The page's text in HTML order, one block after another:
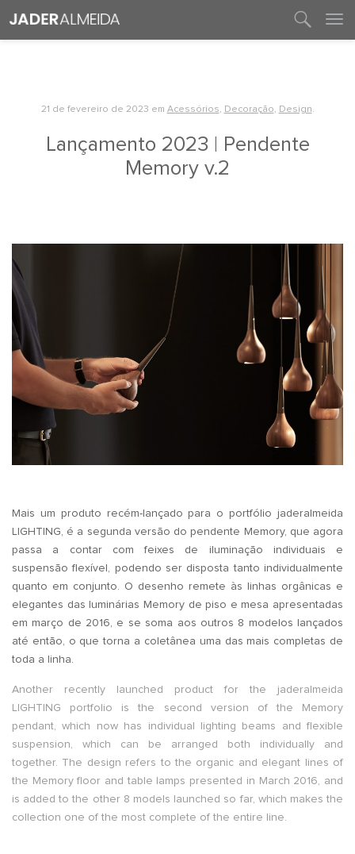
21 de fevereiro de 2023 em Acessórios, Decoração, Design.
Lançamento 2023 | Pendente
Memory v.2
Mais um produto recém-lançado para o portfólio jaderalmeida
LIGHTING, é a segunda versão do pendente Memory, que agora
passa a contar com feixes de iluminação individuais e
suspensão flexível, podendo ser disposta tanto individualmente
quanto em conjunto. O desenho remete às linhas orgânicas e
elegantes das luminárias Memory de piso e mesa apresentadas
em março de 2016, e se soma aos outros 8 modelos lançados
até então, o que torna a coletânea uma das mais completas de
toda a linha.
Another recently launched product for the jaderalmeida
LIGHTING portfolio is the second version of the Memory
pendant, which now has individual lighting beams and flexible
suspension, which can be arranged both individually and
together. The design refers to the organic and elegant lines of
the Memory floor and table lamps presented in March 2016, and
is added to the other 8 models launched so far, which makes the
collection one of the most complete of the entire line.